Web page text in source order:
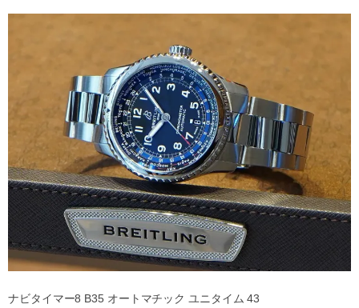
ナビタイマー8 B35 オートマチック ユニタイム 43